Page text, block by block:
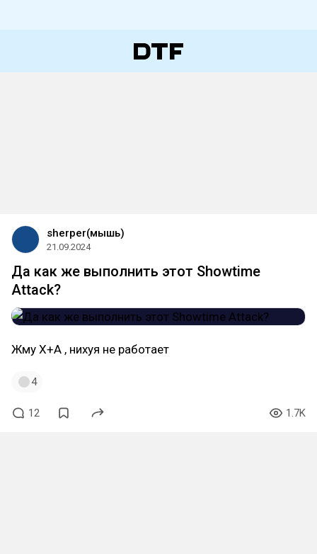
sherper(мышь)
21.09.2024
Да как же выполнить этот Showtime
Attack?
Жму X+A , нихуя не работает
4
12 1.7K